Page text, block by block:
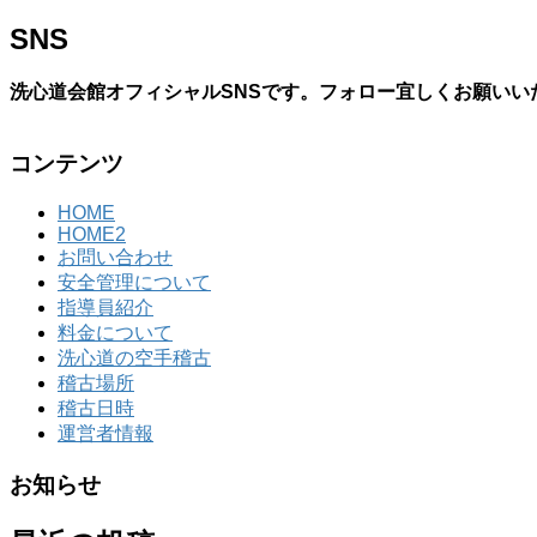
SNS
洗心道会館オフィシャルSNSです。フォロー宜しくお願いい
コンテンツ
HOME
HOME2
お問い合わせ
安全管理について
指導員紹介
料金について
洗心道の空手稽古
稽古場所
稽古日時
運営者情報
お知らせ